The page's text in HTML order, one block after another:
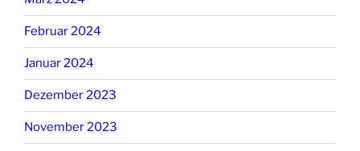
Februar 2024
Januar 2024
Dezember 2023
November 2023